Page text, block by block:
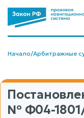
Начало/Арбитражные
№ Ф04-